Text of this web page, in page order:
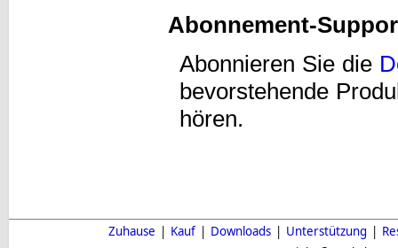
Abonnement-
Abonnieren Sie die
bevorstehende
hören.
Zuhause | Kauf | Downloads | Unterstützung |